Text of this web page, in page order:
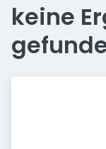
keine